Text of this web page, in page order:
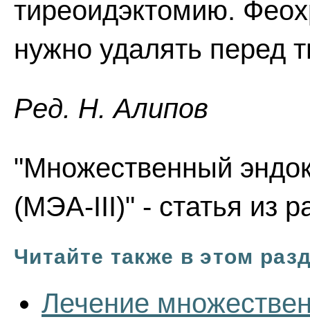
тиреоидэктомию.
нужно удалять перед
Ред. Н. Алипов
"Множественный
(МЭА-III)" - статья из
Читайте также в этом
Лечение